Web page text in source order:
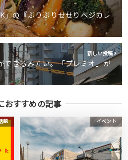
」の『ぷりぷりせせりベジカレ
新しい投稿
できるみたい。「プレミオ」が
おすすめの記事
題 イベント